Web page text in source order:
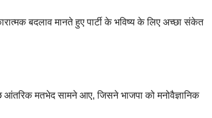
बदलाव मानते हुए पार्टी के भविष्य के लिए अच्छा संकेत
मतभेद सामने आए, जिसने भाजपा को मनोवैज्ञानिक